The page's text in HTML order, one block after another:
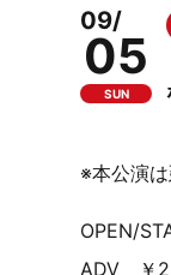
09/
05
SUN
※本公演
OPEN/
ADV ￥